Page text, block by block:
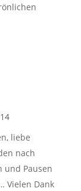
liebe
nach
und Pausen
Vielen Dank